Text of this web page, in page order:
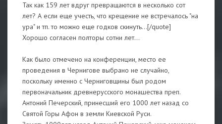
Так как 159 лет вдруг превращаются в несколько сот
лет? А если еще учесть, что крещение не встречалось "на
ура" и тп. то можно еще годков скинуть...[/quote]
Хорошо согласен полторы сотни лет...
Как было отмечено на конференции, место ее
проведения в Чернигове выбрано не случайно,
поскольку именно с Черниговщины был родом
первоначальник древнерусского монашества преп.
Антоний Печерский, принесший его 1000 лет назад со
Святой Горы Афон в земли Киевской Руси.